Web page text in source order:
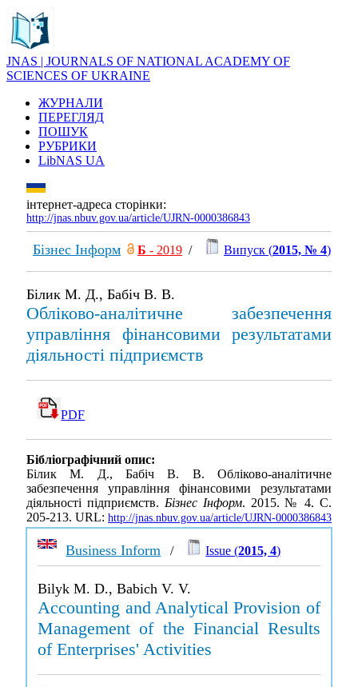
JNAS | JOURNALS OF NATIONAL ACADEMY OF
SCIENCES OF UKRAINE
ЖУРНАЛИ
ПЕРЕГЛЯД
ПОШУК
РУБРИКИ
LibNAS UA
інтернет-адреса сторінки:
http://jnas.nbuv.gov.ua/article/UJRN-0000386843
Бізнес Інформ Б - 2019 / Випуск (2015, № 4)
Білик М. Д., Бабіч В. В.
Обліково-аналітичне забезпечення
управління фінансовими результатами
діяльності підприємств
PDF
Бібліографічний опис:
Білик М. Д., Бабіч В. В. Обліково-аналітичне
забезпечення управління фінансовими результатами
діяльності підприємств. Бізнес Інформ. 2015. № 4. С.
205-213. URL: http://jnas.nbuv.gov.ua/article/UJRN-0000386843
Business Inform / Issue (2015, 4)
Bilyk M. D., Babich V. V.
Accounting and Analytical Provision of
Management of the Financial Results
of Enterprises' Activities